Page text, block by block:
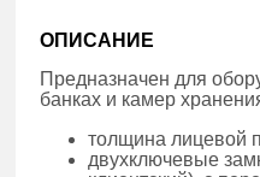
ОПИСАНИЕ
Предназначен для
банках и камер
толщина лицевой
двухключевые